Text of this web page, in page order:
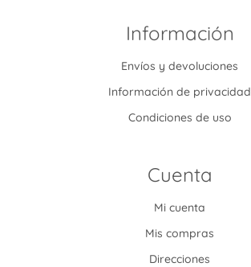
Información
Envíos y devoluciones
Información de privacidad
Condiciones de uso
Cuenta
Mi cuenta
Mis compras
Direcciones